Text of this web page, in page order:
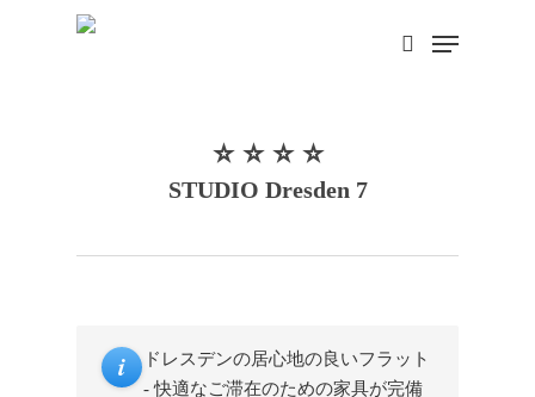
search
Menu
⭐ ⭐ ⭐ ⭐
STUDIO Dresden 7
i
ドレスデンの居心地の良いフラット
- 快適なご滞在のための家具が完備